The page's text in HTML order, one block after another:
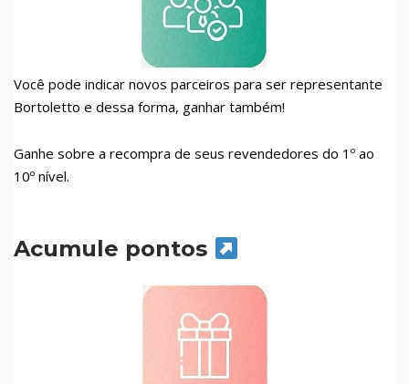
Você pode indicar novos parceiros para ser representante
Bortoletto e dessa forma, ganhar também!
Ganhe sobre a recompra de seus revendedores do 1º ao
10º nível.
Acumule pontos